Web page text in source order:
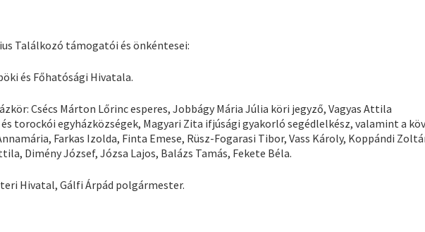
Találkozó támogatói és önkéntesei:
és Főhatósági Hivatala.
Csécs Márton Lőrinc esperes, Jobbágy Mária Júlia köri jegyző, Vagyas Attila
torockói egyházközségek, Magyari Zita ifjúsági gyakorló segédlelkész, valamint a
Farkas Izolda, Finta Emese, Rüsz-Fogarasi Tibor, Vass Károly, Koppándi
Dimény József, Józsa Lajos, Balázs Tamás, Fekete Béla.
Hivatal, Gálfi Árpád polgármester.